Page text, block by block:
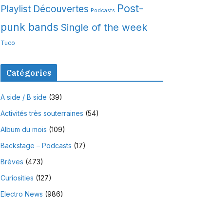
Playlist Découvertes Podcasts Post-
punk bands Single of the week
Tuco
Catégories
A side / B side (39)
Activités très souterraines (54)
Album du mois (109)
Backstage – Podcasts (17)
Brèves (473)
Curiosities (127)
Electro News (986)